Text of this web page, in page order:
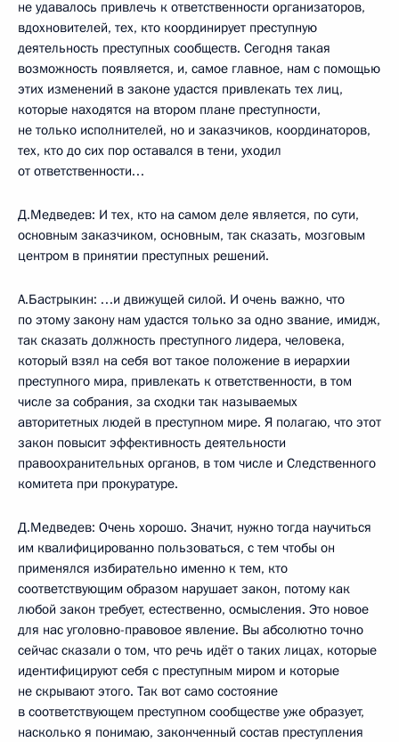
не удавалось привлечь к ответственности организаторов,
вдохновителей, тех, кто координирует преступную
деятельность преступных сообществ. Сегодня такая
возможность появляется, и, самое главное, нам с помощью
этих изменений в законе удастся привлекать тех лиц,
которые находятся на втором плане преступности,
не только исполнителей, но и заказчиков, координаторов,
тех, кто до сих пор оставался в тени, уходил
от ответственности…
Д.Медведев: И тех, кто на самом деле является, по сути,
основным заказчиком, основным, так сказать, мозговым
центром в принятии преступных решений.
А.Бастрыкин: …и движущей силой. И очень важно, что
по этому закону нам удастся только за одно звание, имидж,
так сказать должность преступного лидера, человека,
который взял на себя вот такое положение в иерархии
преступного мира, привлекать к ответственности, в том
числе за собрания, за сходки так называемых
авторитетных людей в преступном мире. Я полагаю, что этот
закон повысит эффективность деятельности
правоохранительных органов, в том числе и Следственного
комитета при прокуратуре.
Д.Медведев: Очень хорошо. Значит, нужно тогда научиться
им квалифицированно пользоваться, с тем чтобы он
применялся избирательно именно к тем, кто
соответствующим образом нарушает закон, потому как
любой закон требует, естественно, осмысления. Это новое
для нас уголовно-правовое явление. Вы абсолютно точно
сейчас сказали о том, что речь идёт о таких лицах, которые
идентифицируют себя с преступным миром и которые
не скрывают этого. Так вот само состояние
в соответствующем преступном сообществе уже образует,
насколько я понимаю, законченный состав преступления